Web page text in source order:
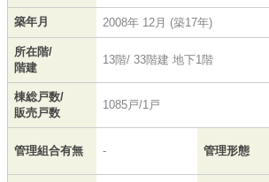
築年月 2008年 12月 (築17年)
所在階/
階建
13階/ 33階建 地下1階
棟総戸数/
販売戸数
1085戸/1戸
管理組合有無 - 管理形態